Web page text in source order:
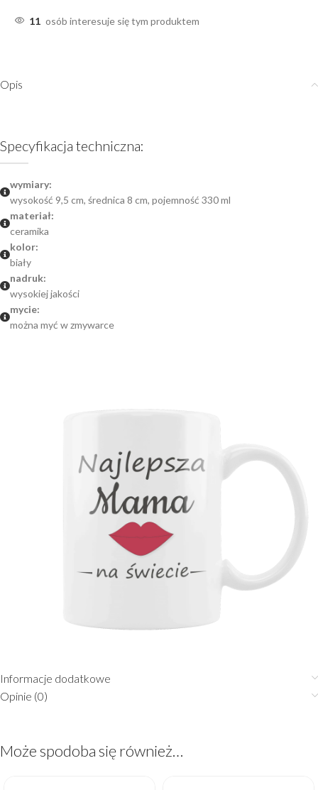
11 osób interesuje się tym produktem
Opis
Specyfikacja techniczna:
wymiary:
wysokość 9,5 cm, średnica 8 cm, pojemność 330 ml
materiał:
ceramika
kolor:
biały
nadruk:
wysokiej jakości
mycie:
można myć w zmywarce
Informacje dodatkowe
Opinie (0)
Może spodoba się również…